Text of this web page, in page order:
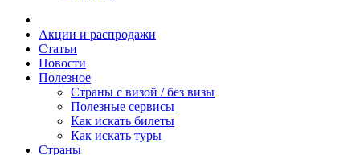
Акции и распродажи
Статьи
Новости
Полезное
Cтраны с визой / без визы
Полезные сервисы
Как искать билеты
Как искать туры
Страны